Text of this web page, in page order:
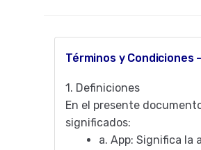
Términos y Condiciones
1. Definiciones
En el presente
significados:
a. App: Significa la